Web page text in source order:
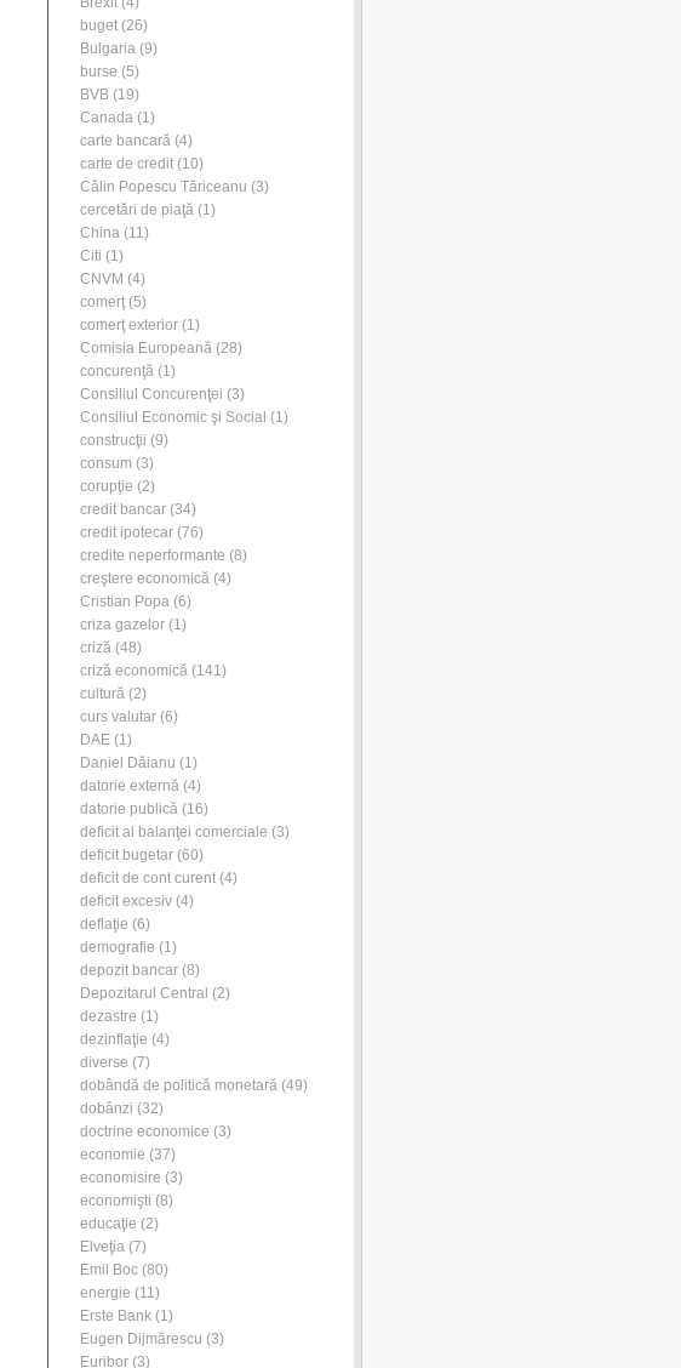
buget (26)
Bulgaria (9)
burse (5)
BVB (19)
Canada (1)
carte bancară (4)
carte de credit (10)
Călin Popescu Tăriceanu (3)
cercetări de piaţă (1)
China (11)
Citi (1)
CNVM (4)
comerţ (5)
comerţ exterior (1)
Comisia Europeană (28)
concurenţă (1)
Consiliul Concurenţei (3)
Consiliul Economic şi Social (1)
construcţii (9)
consum (3)
corupţie (2)
credit bancar (34)
credit ipotecar (76)
credite neperformante (8)
creştere economică (4)
Cristian Popa (6)
criza gazelor (1)
criză (48)
criză economică (141)
cultură (2)
curs valutar (6)
DAE (1)
Daniel Dăianu (1)
datorie externă (4)
datorie publică (16)
deficit al balanţei comerciale (3)
deficit bugetar (60)
deficit de cont curent (4)
deficit excesiv (4)
deflaţie (6)
demografie (1)
depozit bancar (8)
Depozitarul Central (2)
dezastre (1)
dezinflaţie (4)
diverse (7)
dobândă de politică monetară (49)
dobânzi (32)
doctrine economice (3)
economie (37)
economisire (3)
economişti (8)
educaţie (2)
Elveţia (7)
Emil Boc (80)
energie (11)
Erste Bank (1)
Eugen Dijmărescu (3)
Euribor (3)